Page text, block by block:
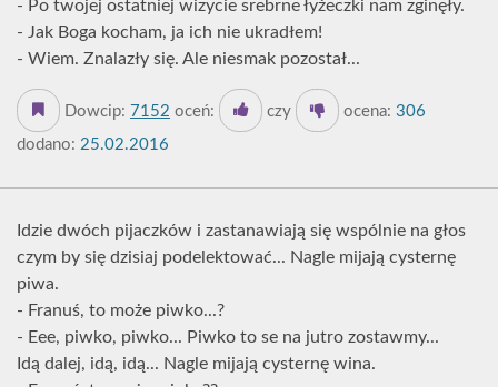
- Po twojej ostatniej wizycie srebrne łyżeczki nam zginęły.
- Jak Boga kocham, ja ich nie ukradłem!
- Wiem. Znalazły się. Ale niesmak pozostał...
Dowcip: 7152 oceń: czy ocena: 306
dodano: 25.02.2016
Idzie dwóch pijaczków i zastanawiają się wspólnie na głos
czym by się dzisiaj podelektować... Nagle mijają cysternę
piwa.
- Franuś, to może piwko...?
- Eee, piwko, piwko... Piwko to se na jutro zostawmy...
Idą dalej, idą, idą... Nagle mijają cysternę wina.